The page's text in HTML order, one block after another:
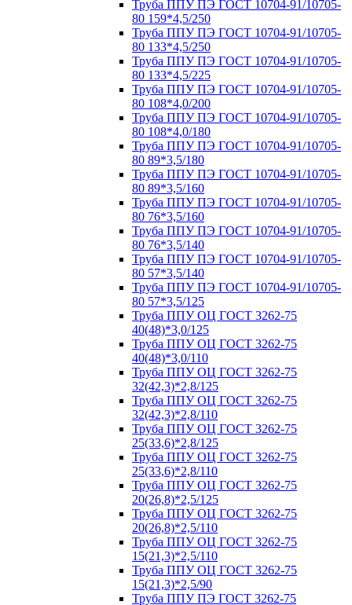
Труба ППУ ПЭ ГОСТ 10704-91/10705-
80 159*4,5/250
Труба ППУ ПЭ ГОСТ 10704-91/10705-
80 133*4,5/250
Труба ППУ ПЭ ГОСТ 10704-91/10705-
80 133*4,5/225
Труба ППУ ПЭ ГОСТ 10704-91/10705-
80 108*4,0/200
Труба ППУ ПЭ ГОСТ 10704-91/10705-
80 108*4,0/180
Труба ППУ ПЭ ГОСТ 10704-91/10705-
80 89*3,5/180
Труба ППУ ПЭ ГОСТ 10704-91/10705-
80 89*3,5/160
Труба ППУ ПЭ ГОСТ 10704-91/10705-
80 76*3,5/160
Труба ППУ ПЭ ГОСТ 10704-91/10705-
80 76*3,5/140
Труба ППУ ПЭ ГОСТ 10704-91/10705-
80 57*3,5/140
Труба ППУ ПЭ ГОСТ 10704-91/10705-
80 57*3,5/125
Труба ППУ ОЦ ГОСТ 3262-75
40(48)*3,0/125
Труба ППУ ОЦ ГОСТ 3262-75
40(48)*3,0/110
Труба ППУ ОЦ ГОСТ 3262-75
32(42,3)*2,8/125
Труба ППУ ОЦ ГОСТ 3262-75
32(42,3)*2,8/110
Труба ППУ ОЦ ГОСТ 3262-75
25(33,6)*2,8/125
Труба ППУ ОЦ ГОСТ 3262-75
25(33,6)*2,8/110
Труба ППУ ОЦ ГОСТ 3262-75
20(26,8)*2,5/125
Труба ППУ ОЦ ГОСТ 3262-75
20(26,8)*2,5/110
Труба ППУ ОЦ ГОСТ 3262-75
15(21,3)*2,5/110
Труба ППУ ОЦ ГОСТ 3262-75
15(21,3)*2,5/90
Труба ППУ ПЭ ГОСТ 3262-75